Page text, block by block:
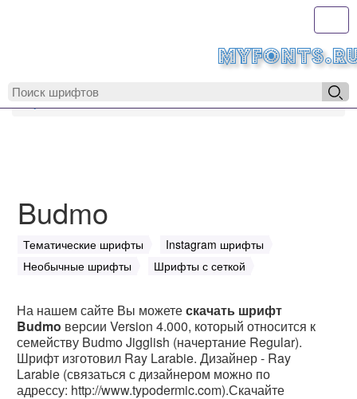
MyFonts.ru
Budmo
Тематические шрифты
Instagram шрифты
Необычные шрифты
Шрифты с сеткой
На нашем сайте Вы можетескачать шрифт
Budmo версии Version 4.000, который относится к
семейству Budmo Jigglish (начертание Regular).
Шрифт изготовил Ray Larabie. Дизайнер - Ray
Larabie (связаться с дизайнером можно по
адрессу: http://www.typodermic.com).Скачайте